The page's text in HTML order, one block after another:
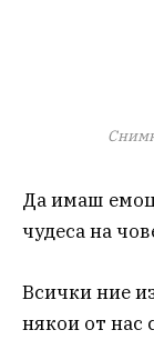
Да имаш
чудеса на
Всички ние
някои от нас